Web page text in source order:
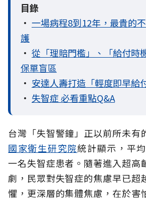
目錄
• 一場病程8到12年，最貴的
護
• 從「理賠門檻」、「給付時
保單盲區
• 安達人壽打造「輕度即早給
• 失智症 必看重點Q&A
台灣「失智警鐘」正以前所未有
國家衛生研究院統計顯示，平
一名失智症患者。隨著進入超高
劇，民眾對失智症的焦慮早已超
懼，更深層的集體焦慮，在於害